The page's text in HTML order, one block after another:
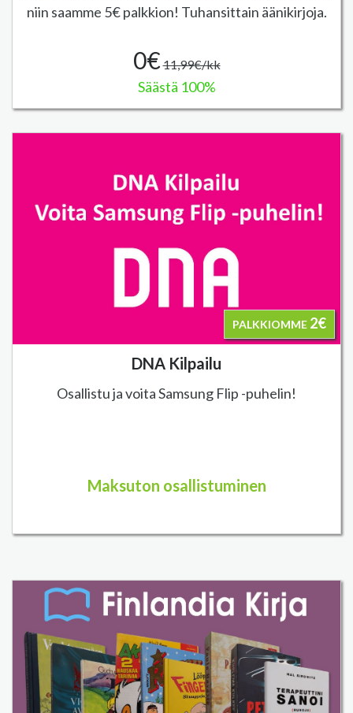
niin saamme 5€ palkkion! Tuhansittain äänikirjoja.
0€11,99€/kk
Säästä 100%
PALKKIOMME 2€
DNA Kilpailu
Osallistu ja voita Samsung Flip -puhelin!
Maksuton osallistuminen